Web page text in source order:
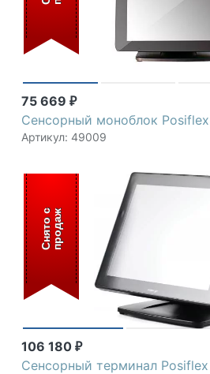
75 669 ₽
Сенсорный моноблок Posiflex
Артикул: 49009
106 180 ₽
Сенсорный терминал Posiflex
С
н
я
т
о
с
п
р
о
д
аж